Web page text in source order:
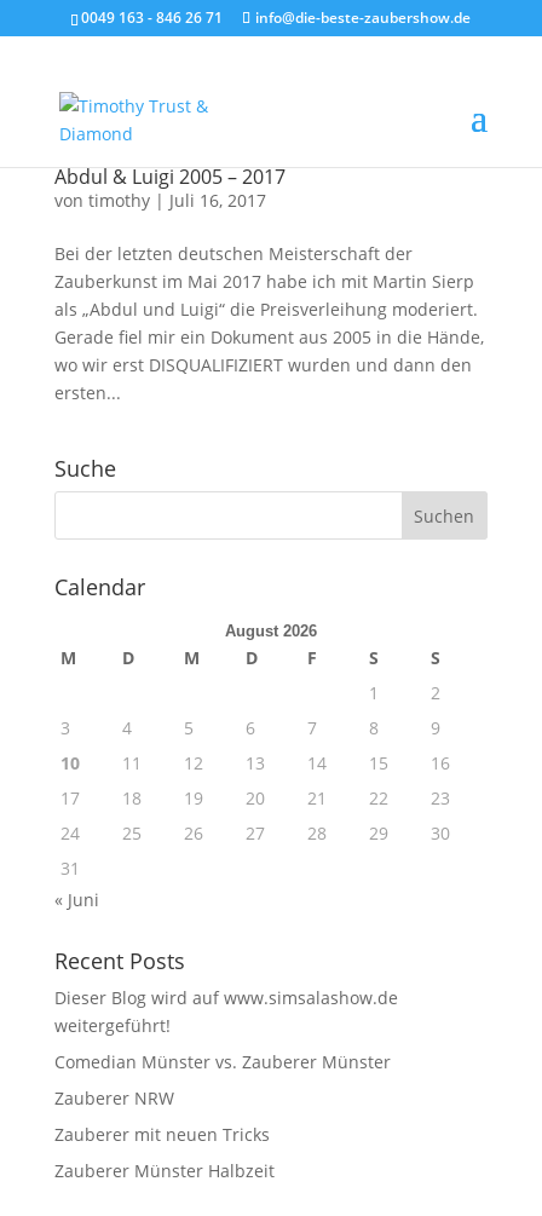
0049 163 - 846 26 71 info@die-beste-zaubershow.de
Abdul & Luigi 2005 – 2017
von timothy| Juli 16, 2017
Bei der letzten deutschen Meisterschaft der
Zauberkunst im Mai 2017 habe ich mit Martin Sierp
als „Abdul und Luigi“ die Preisverleihung moderiert.
Gerade fiel mir ein Dokument aus 2005 in die Hände,
wo wir erst DISQUALIFIZIERT wurden und dann den
ersten...
Suche
Calendar
August 2026
M D M D F S
S
1
2
3
4 5 6 7 8
9
10
11 12 13 14 15
16
17
18 19 20 21 22
23
24
25 26 27 28 29
30
31
« Juni
Recent Posts
Dieser Blog wird auf www.simsalashow.de
weitergeführt!
Comedian Münster vs. Zauberer Münster
Zauberer NRW
Zauberer mit neuen Tricks
Zauberer Münster Halbzeit